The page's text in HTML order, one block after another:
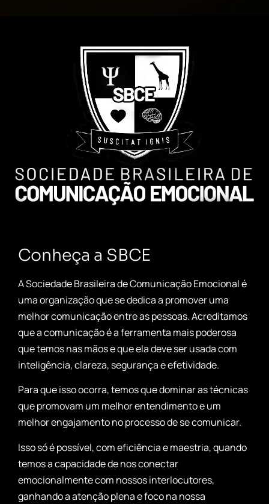
Conheça a SBCE
A Sociedade Brasileira de Comunicação Emocional é
uma organização que se dedica a promover uma
melhor comunicação entre as pessoas. Acreditamos
que a comunicação é a ferramenta mais poderosa
que temos nas mãos e que ela deve ser usada com
inteligência, clareza, segurança e efetividade.
Para que isso ocorra, temos que dominar as técnicas
que promovam um melhor entendimento e um
melhor engajamento no processo de se comunicar.
Isso só é possível, com eficiência e maestria, quando
temos a capacidade de nos conectar
emocionalmente com nossos interlocutores,
ganhando a atenção plena e foco na nossa